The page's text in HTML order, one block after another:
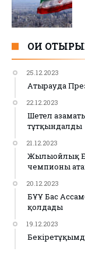
ОҚИ
25.12.2023
Атырауда
22.12.2023
Шетел
тұтқындалды
21.12.2023
Жылыойлық
чемпионы
20.12.2023
БҰҰ Бас
қолдады
19.12.2023